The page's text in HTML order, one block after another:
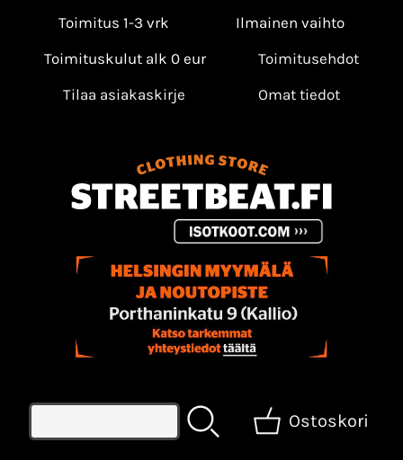
Toimitus 1-3 vrk
Ilmainen vaihto
Toimituskulut alk 0 eur
Toimitusehdot
Tilaa asiakaskirje
Omat tiedot
Ostoskori